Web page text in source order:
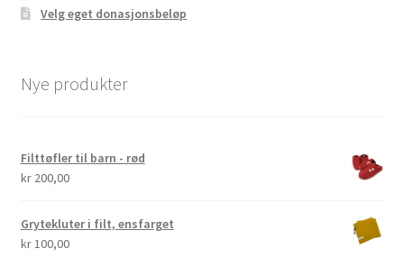
Velg eget donasjonsbeløp
Nye produkter
Filttøfler til barn - rød
kr200,00
Grytekluter i filt, ensfarget
kr100,00